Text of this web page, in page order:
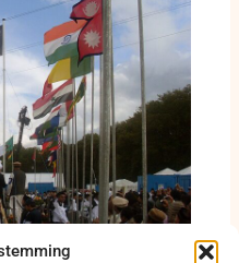
internationale